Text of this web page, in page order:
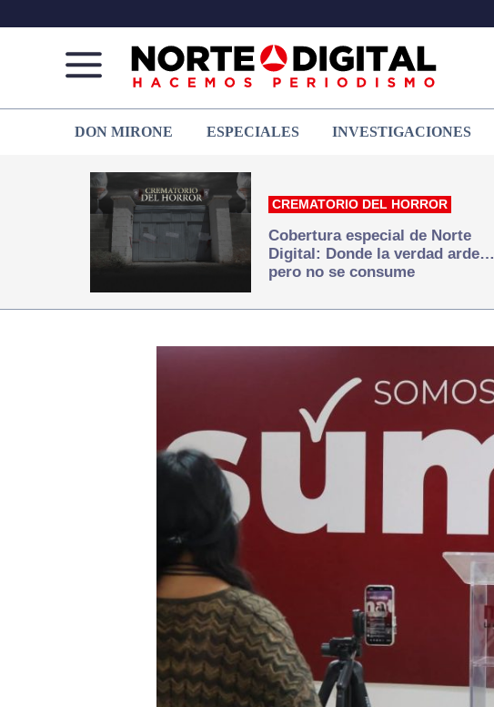
de
Juárez
que
hacemos periodismo
DON MIRONE ESPECIALES INVESTIGACIONES
CREMATORIO DEL HORROR
Cobertura especial de Norte
Digital: Donde la verdad arde…
pero no se consume